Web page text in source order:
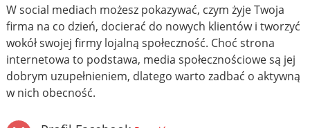
W social mediach możesz pokazywać, czym żyje Twoja
firma na co dzień, docierać do nowych klientów i tworzyć
wokół swojej firmy lojalną społeczność. Choć strona
internetowa to podstawa, media społecznościowe są jej
dobrym uzupełnieniem, dlatego warto zadbać o aktywną
w nich obecność.